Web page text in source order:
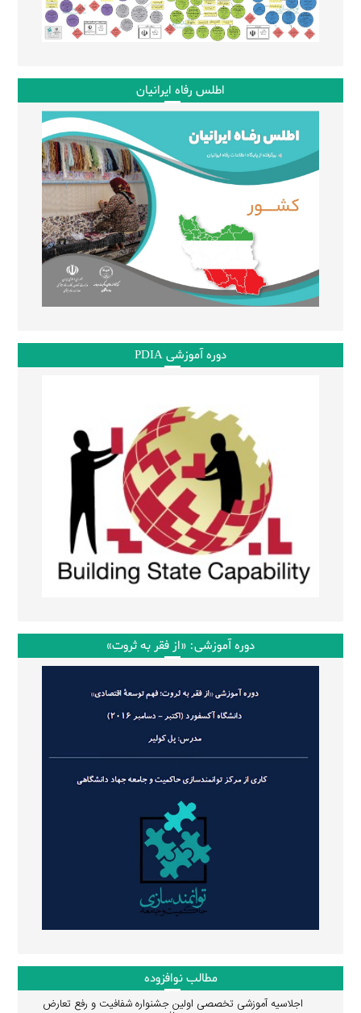
اطلس رفاه ایرانیان
دوره آموزشی PDIA
دوره آموزشی: «از فقر به ثروت»
مطالب نوافزوده
اجلاسیه آموزشی تخصصی اولین جشنواره شفافیت و رفع تعارض